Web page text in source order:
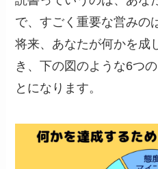
で、すごく重要な営みの
将来、あなたが何かを成
き、下の図のような6つ
とになります。